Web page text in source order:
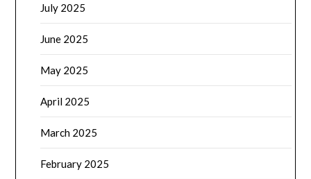
July 2025
June 2025
May 2025
April 2025
March 2025
February 2025